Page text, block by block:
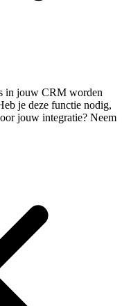
in jouw CRM worden
je deze functie nodig,
jouw integratie? Neem